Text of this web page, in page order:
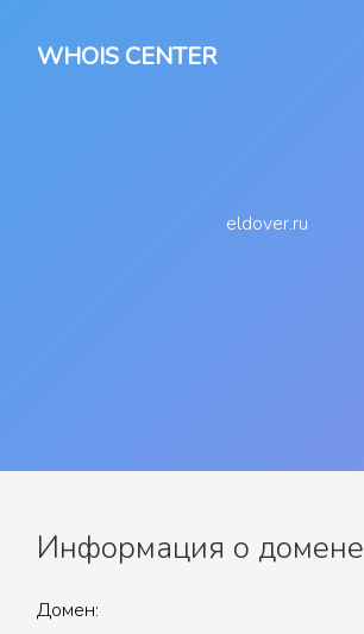
WHOIS CENTER
eldover.ru
Информация о домене
Домен: